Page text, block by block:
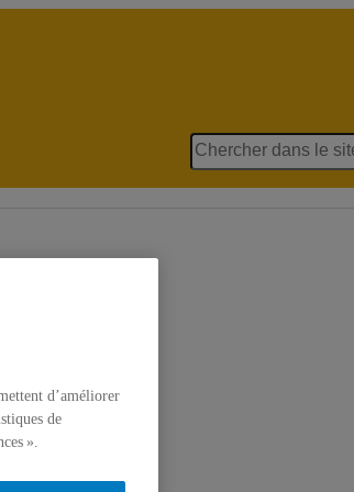
d’améliorer
de
».